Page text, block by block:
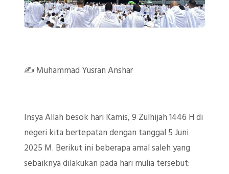
✍️ Muhammad Yusran Anshar
Insya Allah besok hari Kamis, 9 Zulhijah 1446 H di
negeri kita bertepatan dengan tanggal 5 Juni
2025 M. Berikut ini beberapa amal saleh yang
sebaiknya dilakukan pada hari mulia tersebut: